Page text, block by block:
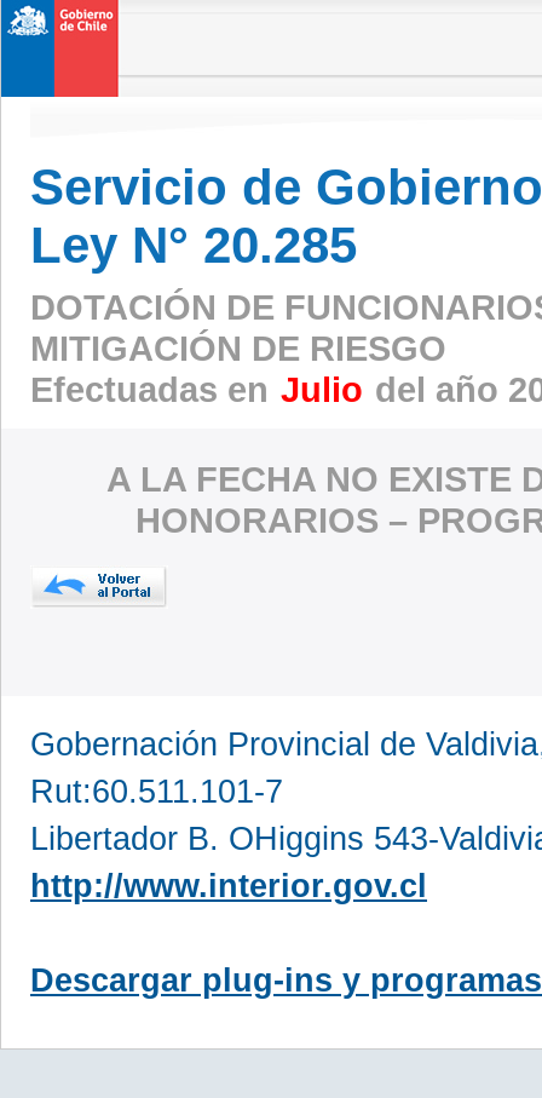
Servicio de
Ley N° 20.285
DOTACIÓN DE
MITIGACIÓN DE RIESGO
Efectuadas en Julio del año
A LA FECHA NO EXISTE
HONORARIOS –
Gobernación Provincial de
Rut:60.511.101-7
Libertador B. OHiggins 543-
http://www.interior.gov.cl
Descargar plug-ins y